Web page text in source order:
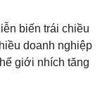
biến trái chiều
doanh nghiệp
giới nhích tăng